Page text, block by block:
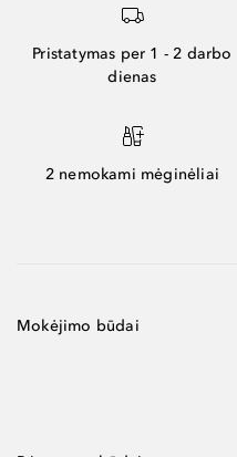
Pristatymas per 1 - 2 darbo
dienas
2 nemokami mėginėliai
Mokėjimo būdai